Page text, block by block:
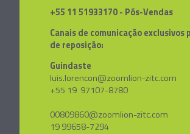
+55 11 51933170 - Pós-Vendas
Canais de comunicação exclusivos
de reposição:
Guindaste
luis.lorencon@zoomlion-zitc.com
+55 19 97107-8780
00809860@zoomlion-zitc.com
19 99658-7294